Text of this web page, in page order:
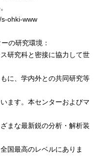
ohki-www
の研究環境：
研究科と密接に協力して世
に、学内外との共同研究等
ます。本センターおよびマ
まな最新鋭の分析・解析装
国最高のレベルにありま